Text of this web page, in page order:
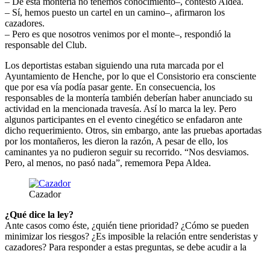
– Sí, hemos puesto un cartel en un camino–, afirmaron los
cazadores.
– Pero es que nosotros venimos por el monte–, respondió la
responsable del Club.
Los deportistas estaban siguiendo una ruta marcada por el
Ayuntamiento de Henche, por lo que el Consistorio era consciente
que por esa vía podía pasar gente. En consecuencia, los
responsables de la montería también deberían haber anunciado su
actividad en la mencionada travesía. Así lo marca la ley. Pero
algunos participantes en el evento cinegético se enfadaron ante
dicho requerimiento. Otros, sin embargo, ante las pruebas aportadas
por los montañeros, les dieron la razón, A pesar de ello, los
caminantes ya no pudieron seguir su recorrido. “Nos desviamos.
Pero, al menos, no pasó nada”, rememora Pepa Aldea.
Cazador
¿Qué dice la ley?
Ante casos como éste, ¿quién tiene prioridad? ¿Cómo se pueden
minimizar los riesgos? ¿Es imposible la relación entre senderistas y
cazadores? Para responder a estas preguntas, se debe acudir a la